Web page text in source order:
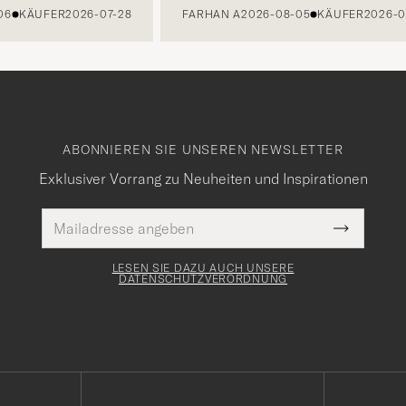
2026-07-28 FARHAN A2026-08-05 KÄUFER2026-07-
ABONNIEREN SIE UNSEREN NEWSLETTER
Exklusiver Vorrang zu Neuheiten und Inspirationen
Mail
Adresse
Pflichtfeld
Submit
Newsletter
LESEN SIE DAZU AUCH UNSERE
DATENSCHUTZVERORDNUNG